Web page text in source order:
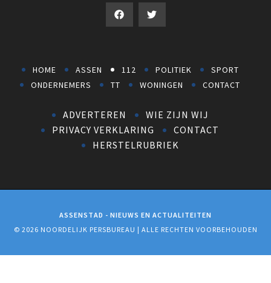
HOME ASSEN 112 POLITIEK
SPORT
ONDERNEMERS
TT WONINGEN CONTACT
ADVERTEREN
WIE ZIJN WIJ
PRIVACY VERKLARING
CONTACT
HERSTELRUBRIEK
ASSENSTAD - NIEUWS EN ACTUALITEITEN
© 2026 NOORDELIJK PERSBUREAU | ALLE RECHTEN VOORBEHOUDEN